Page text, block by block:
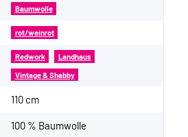
Baumwolle
rot/weinrot
Redwork Landhaus
Vintage & Shabby
110 cm
100 % Baumwolle